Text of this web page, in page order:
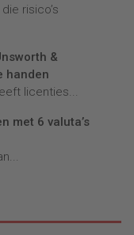
risico’s
&
handen
licenties...
met 6 valuta’s